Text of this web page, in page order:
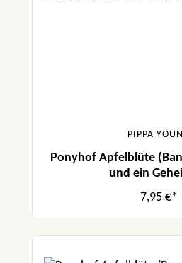
PIPPA
Ponyhof Apfelblüte
und ein
7,95 €*